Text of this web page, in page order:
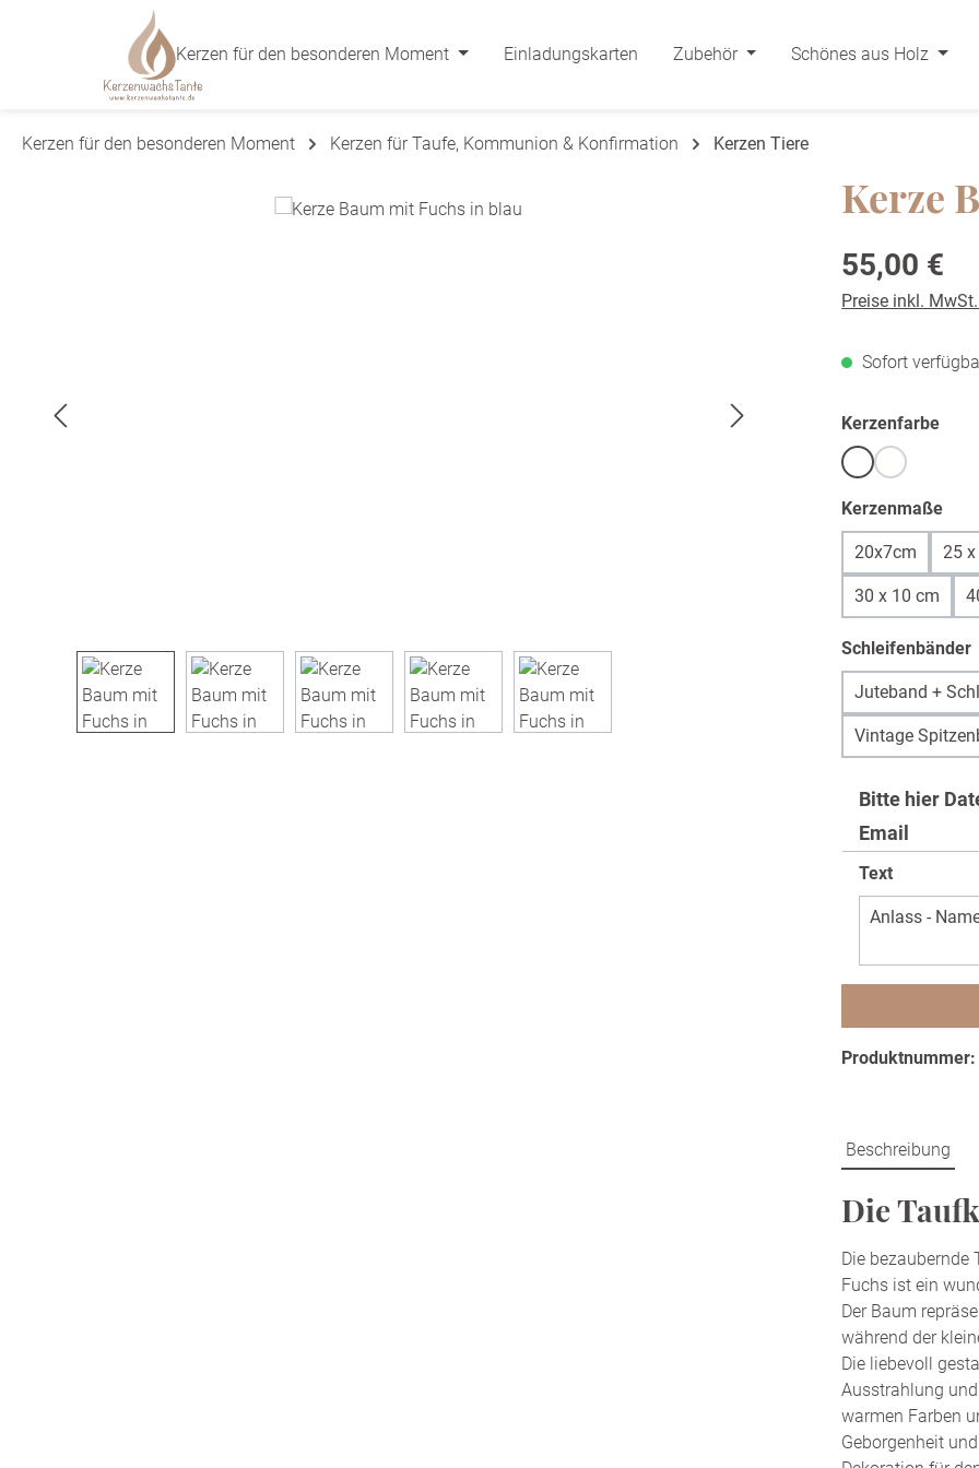
Hauptinhalt springen
Zur Suche springen
Zur Hauptnavigation springen
Kerzen für den besonderen Moment
Einladungskarten Zubehör Schönes aus Holz
Kerzen für den besonderen Moment Kerzen für Taufe, Kommunion & Konfirmation Kerzen Tiere
Kerze
Regulärer Preis:
55,00 €
Preise inkl.
Sofort
Kerzenfarbe
Weißwarmweiß /
(Diese
Kerzenmaße
20x7cm 25
30 x 10 cm
Schleifenbänder
Juteband +
Vintage
Bitte hier
Email
Text
Beschreibung
Die
Die bezaubernde
Fuchs ist ein
Der Baum
während der
Die liebevoll
Ausstrahlung
warmen Farben
Geborgenheit